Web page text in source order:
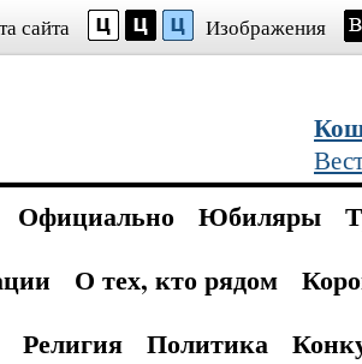
сайта Изображения
Официально Юбиляры
О тех, кто рядом
Религия Политика